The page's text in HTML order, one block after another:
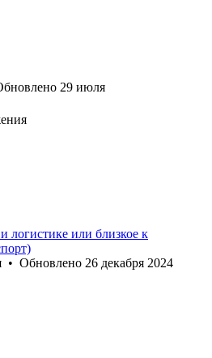
29 июля
логистике или близкое к
• Обновлено 26 декабря 2024